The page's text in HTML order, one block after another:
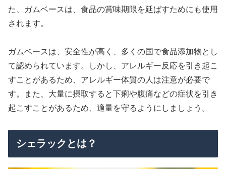
た、ガムベースは、食品の賞味期限を延ばすためにも使用
されます。
ガムベースは、安全性が高く、多くの国で食品添加物とし
て認められています。しかし、アレルギー反応を引き起こ
すことがあるため、アレルギー体質の人は注意が必要で
す。また、大量に摂取すると下痢や腹痛などの症状を引き
起こすことがあるため、適量を守るようにしましょう。
シェラックとは？